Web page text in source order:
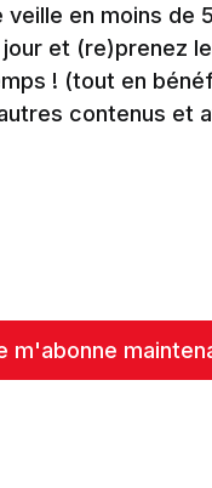
en moins de
et (re)prenez
! (tout en
contenus et
m'abonne